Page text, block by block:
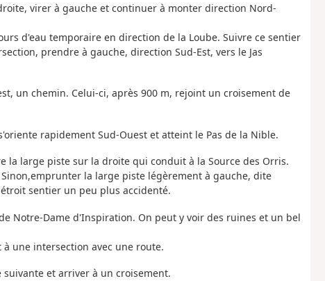
virer à gauche et continuer à monter direction Nord-
d'eau temporaire en direction de la Loube. Suivre ce sentier
prendre à gauche, direction Sud-Est, vers le Jas
un chemin. Celui-ci, après 900 m, rejoint un croisement de
rapidement Sud-Ouest et atteint le Pas de la Nible.
la large piste sur la droite qui conduit à la Source des Orris.
la large piste légèrement à gauche, dite
sentier un peu plus accidenté.
Notre-Dame d'Inspiration. On peut y voir des ruines et un bel
une intersection avec une route.
et arriver à un croisement.